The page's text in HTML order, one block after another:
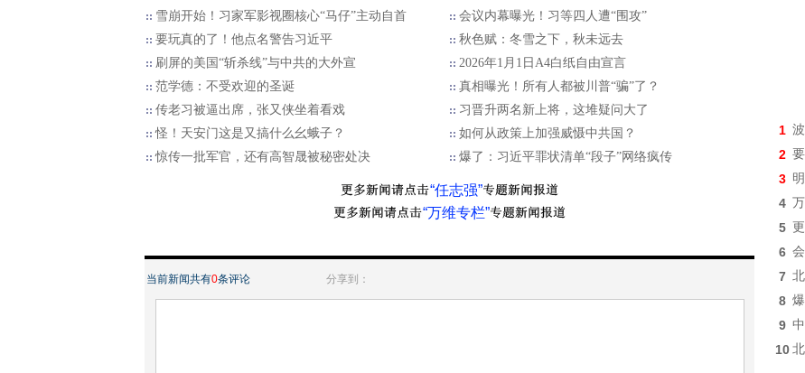
雪崩开始！习家军影视圈核心“马仔”主动自首
会议内幕曝光！习等四人遭“围攻”
要玩真的了！他点名警告习近平
秋色赋：冬雪之下，秋未远去
刷屏的美国“斩杀线”与中共的大外宣
2026年1月1日A4白纸自由宣言
范学德：不受欢迎的圣诞
真相曝光！所有人都被川普“骗”了？
传老习被逼出席，张又侠坐着看戏
习晋升两名新上将，这堆疑问大了
怪！天安门这是又搞什么幺蛾子？
如何从政策上加强威慑中共国？
惊传一批军官，还有高智晟被秘密处决
爆了：习近平罪状清单“段子”网络疯传
“任志强”
“万维专栏”
当前新闻共有0条评论 分享到：
1
2
3
4
5
6
7
8
9
10